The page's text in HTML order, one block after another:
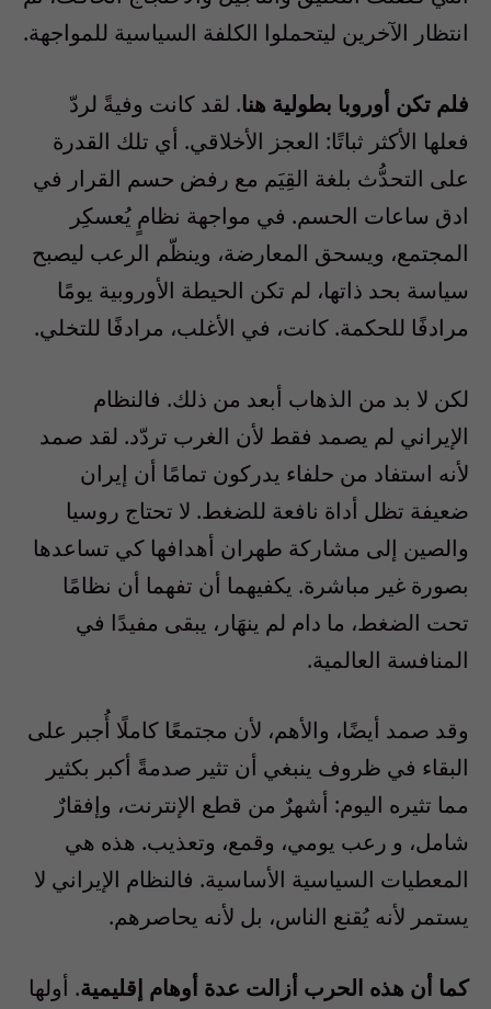
انتظار الآخرين ليتحملوا الكلفة السياسية للمواجهة.
فلم تكن أوروبا بطولية هنا. لقد كانت وفيةً لردّ
فعلها الأكثر ثباتًا: العجز الأخلاقي. أي تلك القدرة
على التحدُّث بلغة القِيَم مع رفض حسم القرار في
ادق ساعات الحسم. في مواجهة نظامٍ يُعسكِر
المجتمع، ويسحق المعارضة، وينظّم الرعب ليصبح
سياسة بحد ذاتها، لم تكن الحيطة الأوروبية يومًا
مرادفًا للحكمة. كانت، في الأغلب، مرادفًا للتخلي.
لكن لا بد من الذهاب أبعد من ذلك. فالنظام
الإيراني لم يصمد فقط لأن الغرب تردّد. لقد صمد
لأنه استفاد من حلفاء يدركون تمامًا أن إيران
ضعيفة تظل أداة نافعة للضغط. لا تحتاج روسيا
والصين إلى مشاركة طهران أهدافها كي تساعدها
بصورة غير مباشرة. يكفيهما أن تفهما أن نظامًا
تحت الضغط، ما دام لم ينهَار، يبقى مفيدًا في
المنافسة العالمية.
وقد صمد أيضًا، والأهم، لأن مجتمعًا كاملًا أُجبر على
البقاء في ظروف ينبغي أن تثير صدمةً أكبر بكثير
مما تثيره اليوم: أشهرٌ من قطع الإنترنت، وإفقارٌ
شامل، و رعب يومي، وقمع، وتعذيب. هذه هي
المعطيات السياسية الأساسية. فالنظام الإيراني لا
يستمر لأنه يُقنع الناس، بل لأنه يحاصرهم.
كما أن هذه الحرب أزالت عدة أوهام إقليمية. أولها